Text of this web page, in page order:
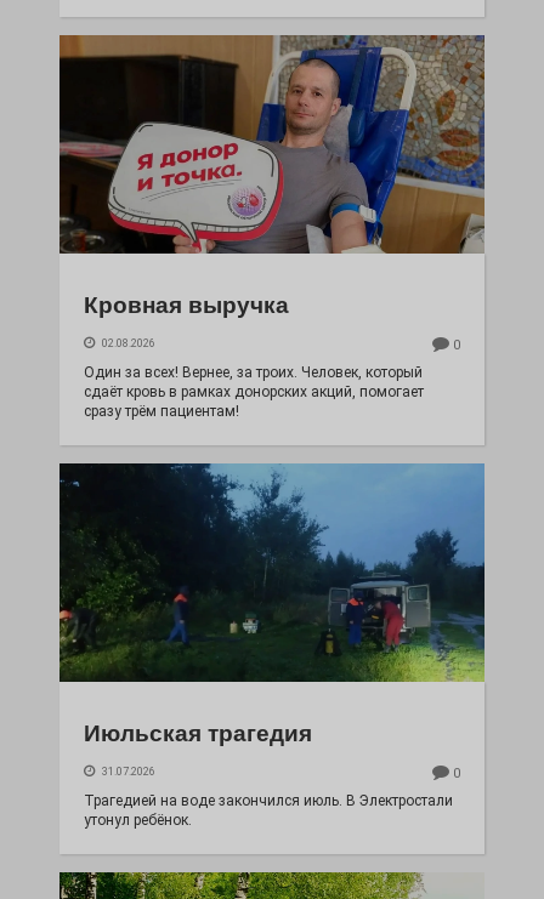
Кровная выручка
02.08.2026 0
Один за всех! Вернее, за троих. Человек, который
сдаёт кровь в рамках донорских акций, помогает
сразу трём пациентам!
Июльская трагедия
31.07.2026 0
Трагедией на воде закончился июль. В Электростали
утонул ребёнок.